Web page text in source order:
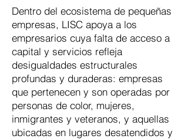
Dentro del ecosistema de pequeñas
empresas, LISC apoya a los
empresarios cuya falta de acceso a
capital y servicios refleja
desigualdades estructurales
profundas y duraderas: empresas
que pertenecen y son operadas por
personas de color, mujeres,
inmigrantes y veteranos, y aquellas
ubicadas en lugares desatendidos y